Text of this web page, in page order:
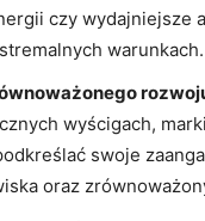
czy wydajniejsze
warunkach.
wyścigach,
swoje
oraz